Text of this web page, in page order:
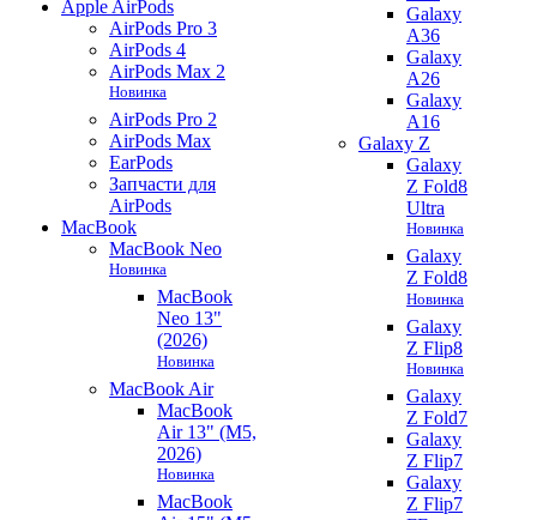
Apple AirPods
AirPods Pro 3
AirPods 4
AirPods Max 2
Новинка
AirPods Pro 2
AirPods Max
EarPods
Запчасти для
AirPods
MacBook
MacBook Neo
Новинка
MacBook
Neo 13"
(2026)
Новинка
MacBook Air
MacBook
Air 13" (M5,
2026)
Новинка
MacBook
Galaxy
A36
Galaxy
A26
Galaxy
A16
Galaxy Z
Galaxy
Z Fold8
Ultra
Новинка
Galaxy
Z Fold8
Новинка
Galaxy
Z Flip8
Новинка
Galaxy
Z Fold7
Galaxy
Z Flip7
Galaxy
Z Flip7